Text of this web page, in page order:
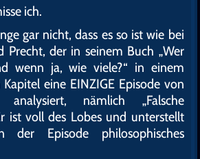
ich.
gar nicht, dass es so ist wie bei
Precht, der in seinem Buch „Wer
wenn ja, wie viele?“ in einem
eine EINZIGE Episode von
analysiert, nämlich „Falsche
ist voll des Lobes und unterstellt
der Episode philosophisches